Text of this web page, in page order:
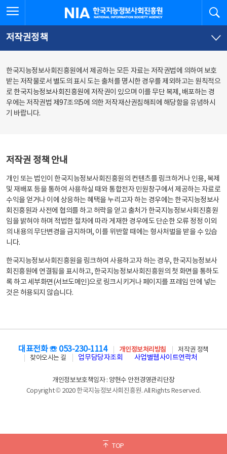
문
로
가
체
뉴
바
가
한국지능정보사회진흥원
저작권정책
한국지능정보사회진흥원에서 제공하는 모든 자료는 저작권법에 의하여 보호
받는 저작물로서 별도의 표시 도는 출처를 명시한 경우를 제외하고는 원칙적으
로 한국지능정보사회진흥원에 저작권이 있으며 이를 무단 복제, 배포하는 경
우에는 저작권법 제97조의5에 의한 저작재산권침해죄에 해당함을 유념하시
기 바랍니다.
저작권 정책 안내
개인 또는 법인이 한국지능정보사회진흥원의 컨텐츠를 링크하거나 인용, 복제
및 재배포 등을 통하여 사용하실 때와 통합전자 민원창구에서 제공하는 자료로
수익을 얻거나 이에 상응하는 혜택을 누리고자 하는 경우에는 한국지능정보사
회진흥원과 사전에 협의를 하고 허락을 얻고 출처가 한국지능정보사회진흥원
임을 밝혀야 하며 적법한 절차에 따라 게재한 경우에도 단순한 오류 정정 이외
의 내용의 무단변경을 금지하며, 이를 위반할 때에는 형사처벌을 받을 수 있습
니다.
한국지능정보사회진흥원을 링크하여 사용하고자 하는 경우, 한국지능정보사
회진흥원에 연결됨을 표시하고, 한국지능정보사회진흥원의 첫 화면을 통하도
록 하고 세부화면(서브도메인)으로 링크시키거나 페이지를 프레임 안에 넣는
것은 허용되지 않습니다.
TOP
대표전화 ☏ 053-230-1114 개인정보처리방침
저작권 정책
찾아오시는 길
업무담당자조회 사업별웹사이트연락처
개인정보보호책임자 : 양현수 안전경영관리단장
Copyright © 2020 한국지능정보사회진흥원. All Rights Reserved.